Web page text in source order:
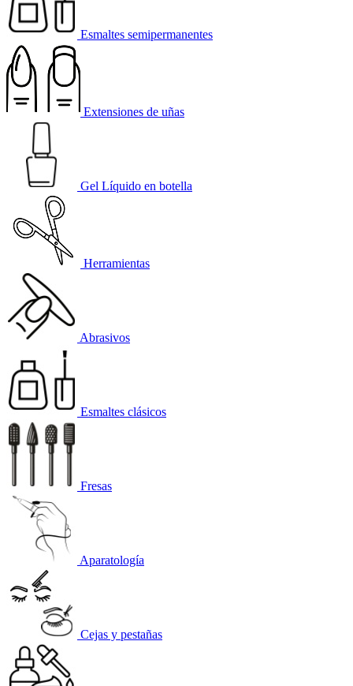
Esmaltes semipermanentes
Extensiones de uñas
Gel Líquido en botella
Herramientas
Abrasivos
Esmaltes clásicos
Fresas
Aparatología
Cejas y pestañas